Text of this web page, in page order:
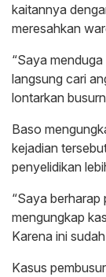
kaitannya
meresahkan
“Saya
langsung cari
lontarkan
Baso
kejadian
penyelidikan
“Saya berharap
mengungkap
Karena ini
Kasus